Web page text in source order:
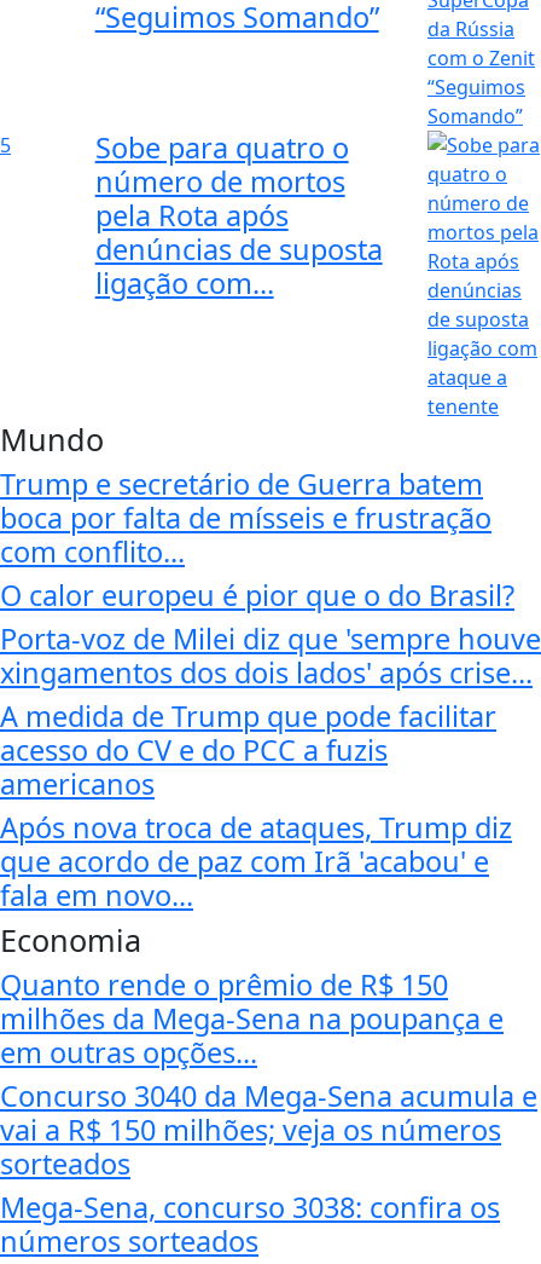
“Seguimos Somando”
5
Sobe para quatro o
número de mortos
pela Rota após
denúncias de suposta
ligação com...
Mundo
Trump e secretário de Guerra batem
boca por falta de mísseis e frustração
com conflito...
O calor europeu é pior que o do Brasil?
Porta-voz de Milei diz que 'sempre houve
xingamentos dos dois lados' após crise...
A medida de Trump que pode facilitar
acesso do CV e do PCC a fuzis
americanos
Após nova troca de ataques, Trump diz
que acordo de paz com Irã 'acabou' e
fala em novo...
Economia
Quanto rende o prêmio de R$ 150
milhões da Mega-Sena na poupança e
em outras opções...
Concurso 3040 da Mega-Sena acumula e
vai a R$ 150 milhões; veja os números
sorteados
Mega-Sena, concurso 3038: confira os
números sorteados